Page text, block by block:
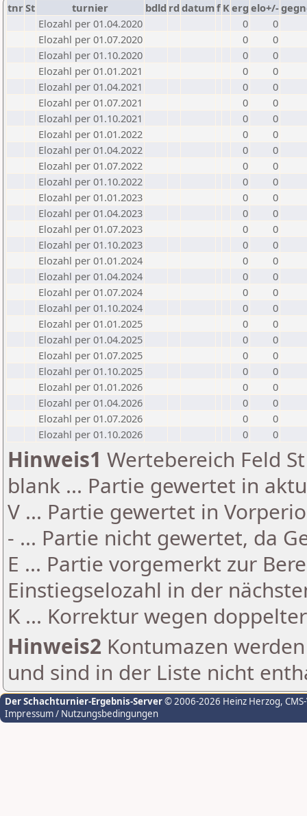
tnrSt turnier bdld rd datumf Kerg elo+/-
Elozahl per 01.04.2020
0
0
Elozahl per 01.07.2020
0
0
Elozahl per 01.10.2020
0
0
Elozahl per 01.01.2021
0
0
Elozahl per 01.04.2021
0
0
Elozahl per 01.07.2021
0
0
Elozahl per 01.10.2021
0
0
Elozahl per 01.01.2022
0
0
Elozahl per 01.04.2022
0
0
Elozahl per 01.07.2022
0
0
Elozahl per 01.10.2022
0
0
Elozahl per 01.01.2023
0
0
Elozahl per 01.04.2023
0
0
Elozahl per 01.07.2023
0
0
Elozahl per 01.10.2023
0
0
Elozahl per 01.01.2024
0
0
Elozahl per 01.04.2024
0
0
Elozahl per 01.07.2024
0
0
Elozahl per 01.10.2024
0
0
Elozahl per 01.01.2025
0
0
Elozahl per 01.04.2025
0
0
Elozahl per 01.07.2025
0
0
Elozahl per 01.10.2025
0
0
Elozahl per 01.01.2026
0
0
Elozahl per 01.04.2026
0
0
Elozahl per 01.07.2026
0
0
Elozahl per 01.10.2026
0 0
Hinweis1 Wertebereich Feld
blank ... Partie gewertet in
V ... Partie gewertet in
- ... Partie nicht gewertet, da
E ... Partie vorgemerkt zur
Einstiegselozahl in der
K ... Korrektur wegen
Hinweis2 Kontumazen
und sind in der Liste nicht
Der Schachturnier-Ergebnis-Server© 2006-2026 Heinz Herzog,
Impressum / Nutzungsbedingungen